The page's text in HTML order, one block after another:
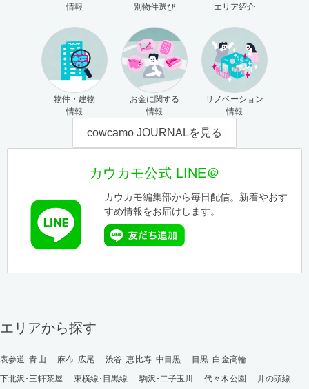
情報
別物件選び
エリア紹介
物件・建物
情報
お金に関する
情報
リノベーション
情報
cowcamo JOURNALを見る
カウカモ公式 LINE＠
カウカモ編集部から毎日配信。新着やおす
すめ情報をお届けします。
エリアから探す
表参道･青山 麻布･広尾 渋谷･恵比寿･中目黒
目黒･白金高輪
下北沢･三軒茶屋
東横線･目黒線 駒沢･二子玉川 代々木公園
井の頭線